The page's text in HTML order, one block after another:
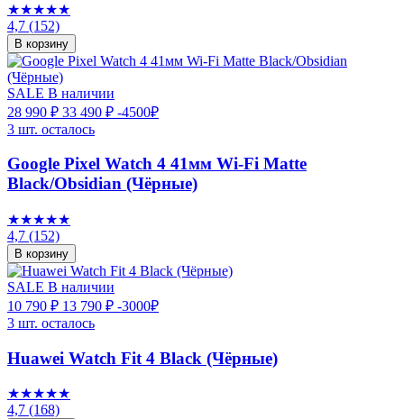
★★★★★
4,7 (152)
В корзину
SALE В наличии
28 990 ₽ 33 490 ₽ -4500₽
3 шт. осталось
Google Pixel Watch 4 41мм Wi-Fi Matte
Black/Obsidian (Чёрные)
★★★★★
4,7 (152)
В корзину
SALE В наличии
10 790 ₽ 13 790 ₽ -3000₽
3 шт. осталось
Huawei Watch Fit 4 Black (Чёрные)
★★★★★
4,7 (168)